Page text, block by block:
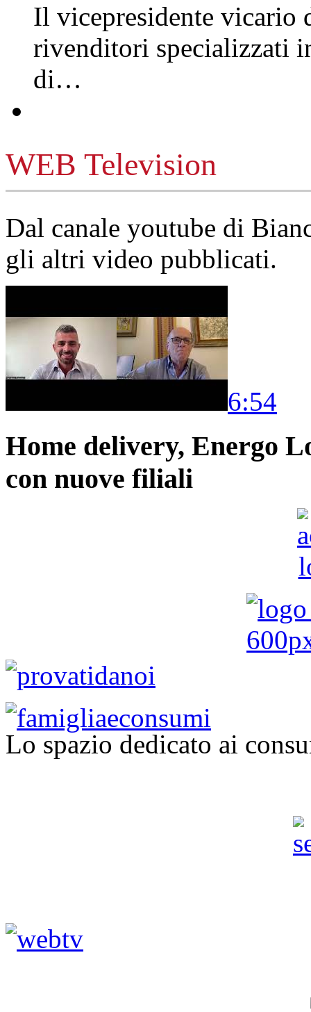
Il vicepresidente vicario
rivenditori specializzati
di…
WEB Television
Dal canale youtube di
gli altri video pubblicati.
6:54
Home delivery, Energo
con nuove filiali
Lo spazio dedicato ai